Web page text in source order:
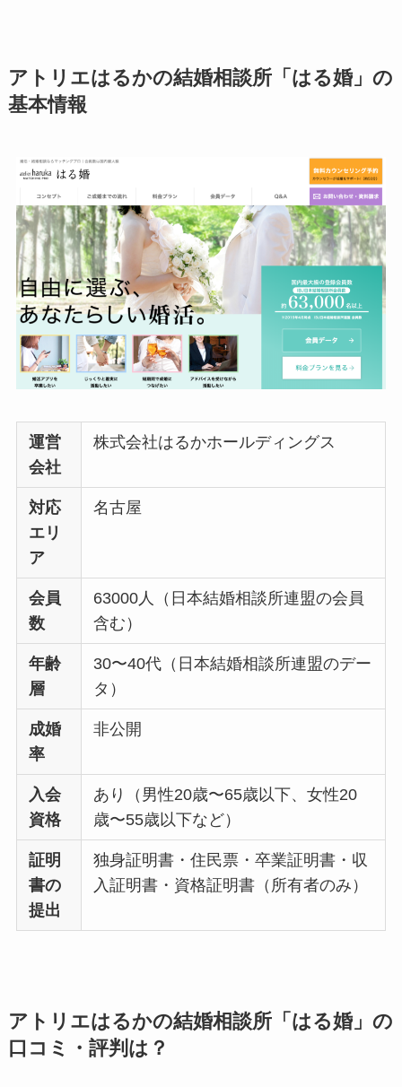
アトリエはるかの結婚相談所「はる婚」の
基本情報
運営
会社
株式会社はるかホールディングス
対応
エリ
ア
名古屋
会員
数
63000人（日本結婚相談所連盟の会員
含む）
年齢
層
30〜40代（日本結婚相談所連盟のデー
タ）
成婚
率
非公開
入会
資格
あり（男性20歳〜65歳以下、女性20
歳〜55歳以下など）
証明
書の
提出
独身証明書・住民票・卒業証明書・収
入証明書・資格証明書（所有者のみ）
アトリエはるかの結婚相談所「はる婚」の
口コミ・評判は？